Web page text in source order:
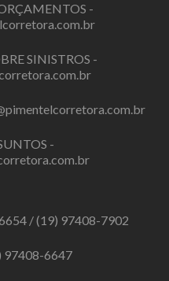
-
SINISTROS -
-
/(19) 97408-7902
97408-6647